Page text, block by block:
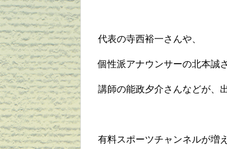
代表の寺西裕一さんや、
個性派アナウンサーの北本誠さ
講師の能政夕介さんなどが、
有料スポーツチャンネルが増